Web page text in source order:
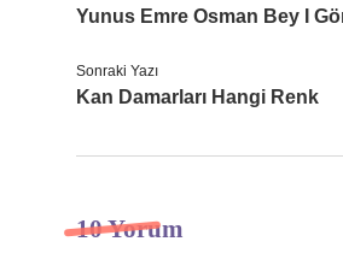
Yunus Emre Osman Bey I
Sonraki Yazı
Kan Damarları Hangi Renk
10 Yorum